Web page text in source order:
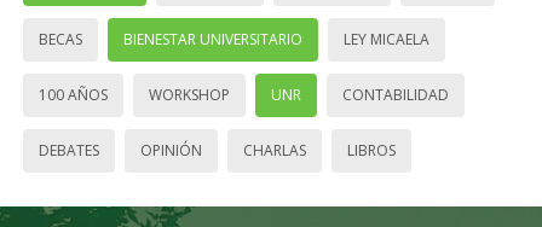
BECAS BIENESTAR UNIVERSITARIO LEY MICAELA
100 AÑOS WORKSHOP UNR CONTABILIDAD
DEBATES OPINIÓN CHARLAS LIBROS